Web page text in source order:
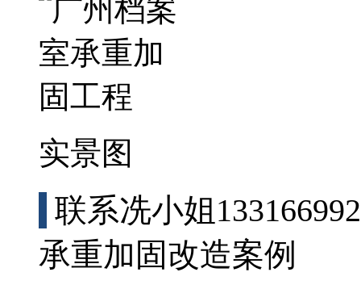
实景图
联系冼小姐
承重加固改造案例